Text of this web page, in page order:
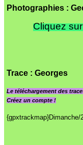
Photographies :
Cliquez
Trace : Georges
Le téléchargement des
Créez un compte !